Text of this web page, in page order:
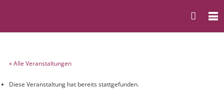
« Alle Veranstaltungen
Diese Veranstaltung hat bereits stattgefunden.